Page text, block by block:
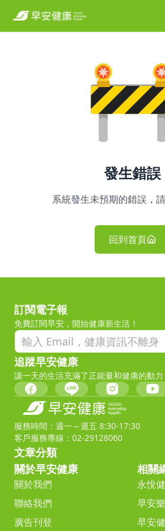
發生錯誤
系統發生未預期的錯誤，請
回到首頁
訂閱電子報
免費訂閱早安，開始健康新生活！
追蹤早安健康
讓一天的生活充滿了正能量和健康的動力
服務時間：週一～週五 8:30-17:30
客戶服務專線：02-29128060
文章分類
關於早安健康
關於我們
聯絡我們
廣告刊登
相關
永悅
早安
早安